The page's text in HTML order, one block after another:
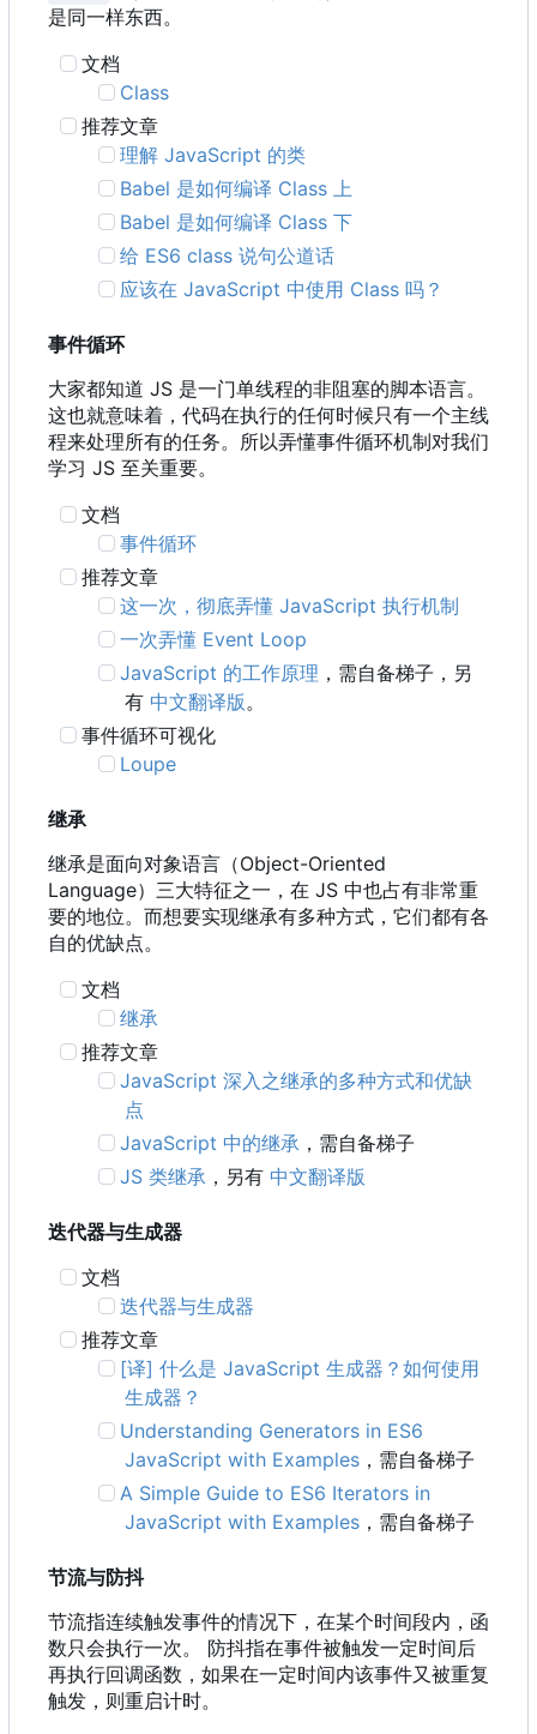
是同一样东西。
文档
Class
推荐文章
理解 JavaScript 的类
Babel 是如何编译 Class 上
Babel 是如何编译 Class 下
给 ES6 class 说句公道话
应该在 JavaScript 中使用 Class 吗？
事件循环
大家都知道 JS 是一门单线程的非阻塞的脚本语言。
这也就意味着，代码在执行的任何时候只有一个主线
程来处理所有的任务。所以弄懂事件循环机制对我们
学习 JS 至关重要。
文档
事件循环
推荐文章
这一次，彻底弄懂 JavaScript 执行机制
一次弄懂 Event Loop
JavaScript 的工作原理 ，需自备梯子，另
有 中文翻译版。
事件循环可视化
Loupe
继承
继承是面向对象语言 （Object-Oriented
Language） 三大特征之一 ， 在 JS 中也占有非常重
要的地位。而想要实现继承有多种方式，它们都有各
自的优缺点。
文档
继承
推荐文章
JavaScript 深入之继承的多种方式和优缺
点
JavaScript 中的继承 ，需自备梯子
JS 类继承 ，另有 中文翻译版
迭代器与生成器
文档
迭代器与生成器
推荐文章
[译] 什么是 JavaScript 生成器？如何使用
生成器？
Understanding Generators in ES6
JavaScript with Examples ，需自备梯子
A Simple Guide to ES6 Iterators in
JavaScript with Examples ，需自备梯子
节流与防抖
节流指连续触发事件的情况下，在某个时间段内，函
数只会执行一次。 防抖指在事件被触发一定时间后
再执行回调函数，如果在一定时间内该事件又被重复
触发，则重启计时。